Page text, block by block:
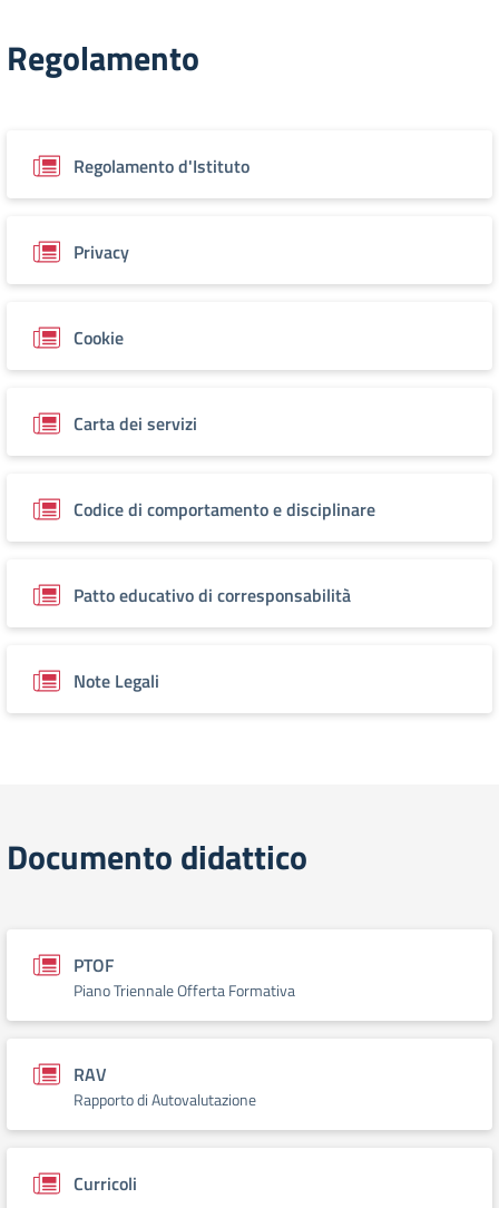
Regolamento
Regolamento d'Istituto
Privacy
Cookie
Carta dei servizi
Codice di comportamento e disciplinare
Patto educativo di corresponsabilità
Note Legali
Documento didattico
PTOF
Piano Triennale Offerta Formativa
RAV
Rapporto di Autovalutazione
Curricoli